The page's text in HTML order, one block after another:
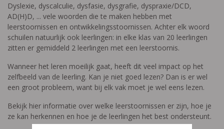
Dyslexie, dyscalculie, dysfasie, dysgrafie, dyspraxie/DCD,
AD(H)D, ... vele woorden die te maken hebben met
leerstoornissen en ontwikkelingsstoornissen. Achter elk woord
schuilen natuurlijk ook leerlingen: in elke klas van 20 leerlingen
zitten er gemiddeld 2 leerlingen met een leerstoornis.
Wanneer het leren moeilijk gaat, heeft dit veel impact op het
zelfbeeld van de leerling. Kan je niet goed lezen? Dan is er wel
een groot probleem, want bij elk vak moet je wel eens lezen.
Bekijk hier informatie over welke leerstoornissen er zijn, hoe je
ze kan herkennen en hoe je de leerlingen het best ondersteunt.